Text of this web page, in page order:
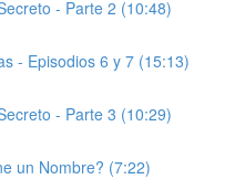
- Parte 2 (10:48)
- Episodios 6 y 7 (15:13)
- Parte 3 (10:29)
un Nombre? (7:22)